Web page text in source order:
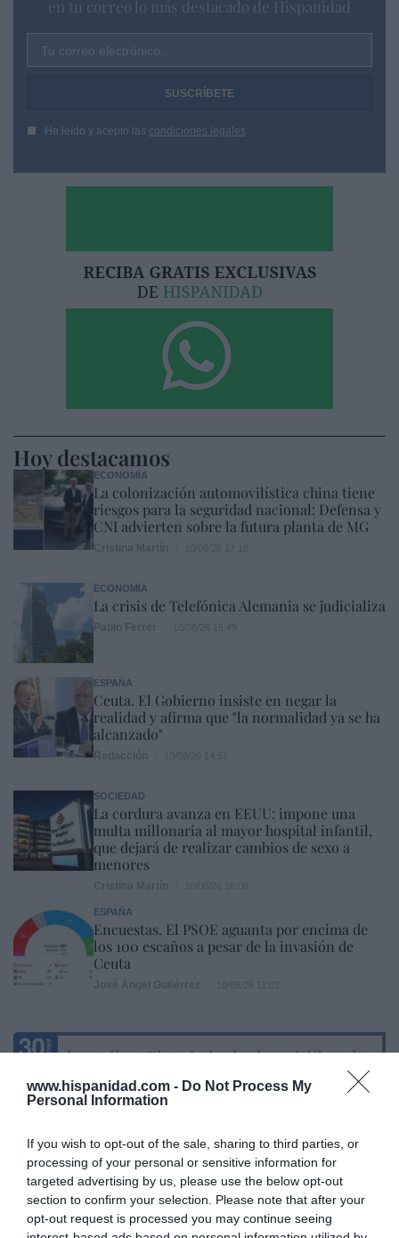
www.hispanidad.com - Do Not Process My
Personal Information
If you wish to opt-out of the sale, sharing to third parties, or
processing of your personal or sensitive information for
targeted advertising by us, please use the below opt-out
section to confirm your selection. Please note that after your
opt-out request is processed you may continue seeing
en tu correo lo más destacado de Hispanidad
Tu correo electrónico...
He leído y acepto las condiciones legales
Hoy destacamos
ECONOMÍA
La colonización automovilística china tiene
riesgos para la seguridad nacional: Defensa y
CNI advierten sobre la futura planta de MG
ECONOMÍA
La crisis de Telefónica Alemania se judicializa
ESPAÑA
Ceuta. El Gobierno insiste en negar la
realidad y afirma que "la normalidad ya se ha
alcanzado"
SOCIEDAD
La cordura avanza en EEUU: impone una
multa millonaria al mayor hospital infantil,
que dejará de realizar cambios de sexo a
menores
ESPAÑA
Encuestas. El PSOE aguanta por encima de
los 100 escaños a pesar de la invasión de
Ceuta
Marcelo Gullo: “El trabajo de desmitificar la
historia, de poner la verdadera, de
desmontar la falsificación, es un trabajo
por Hispanidad
Artículos anteriores
DIARIO DE LA CORRUPCIÓN SANCHISTA